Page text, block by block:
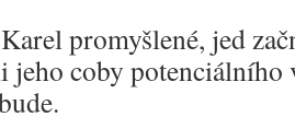
promyšlené, jed
jeho coby